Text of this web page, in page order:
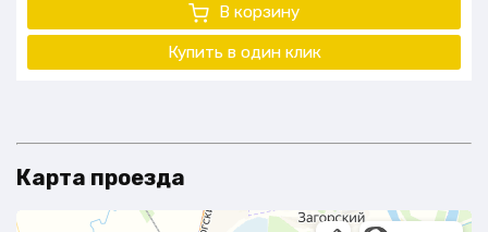
В корзину
Купить в один клик
Карта проезда